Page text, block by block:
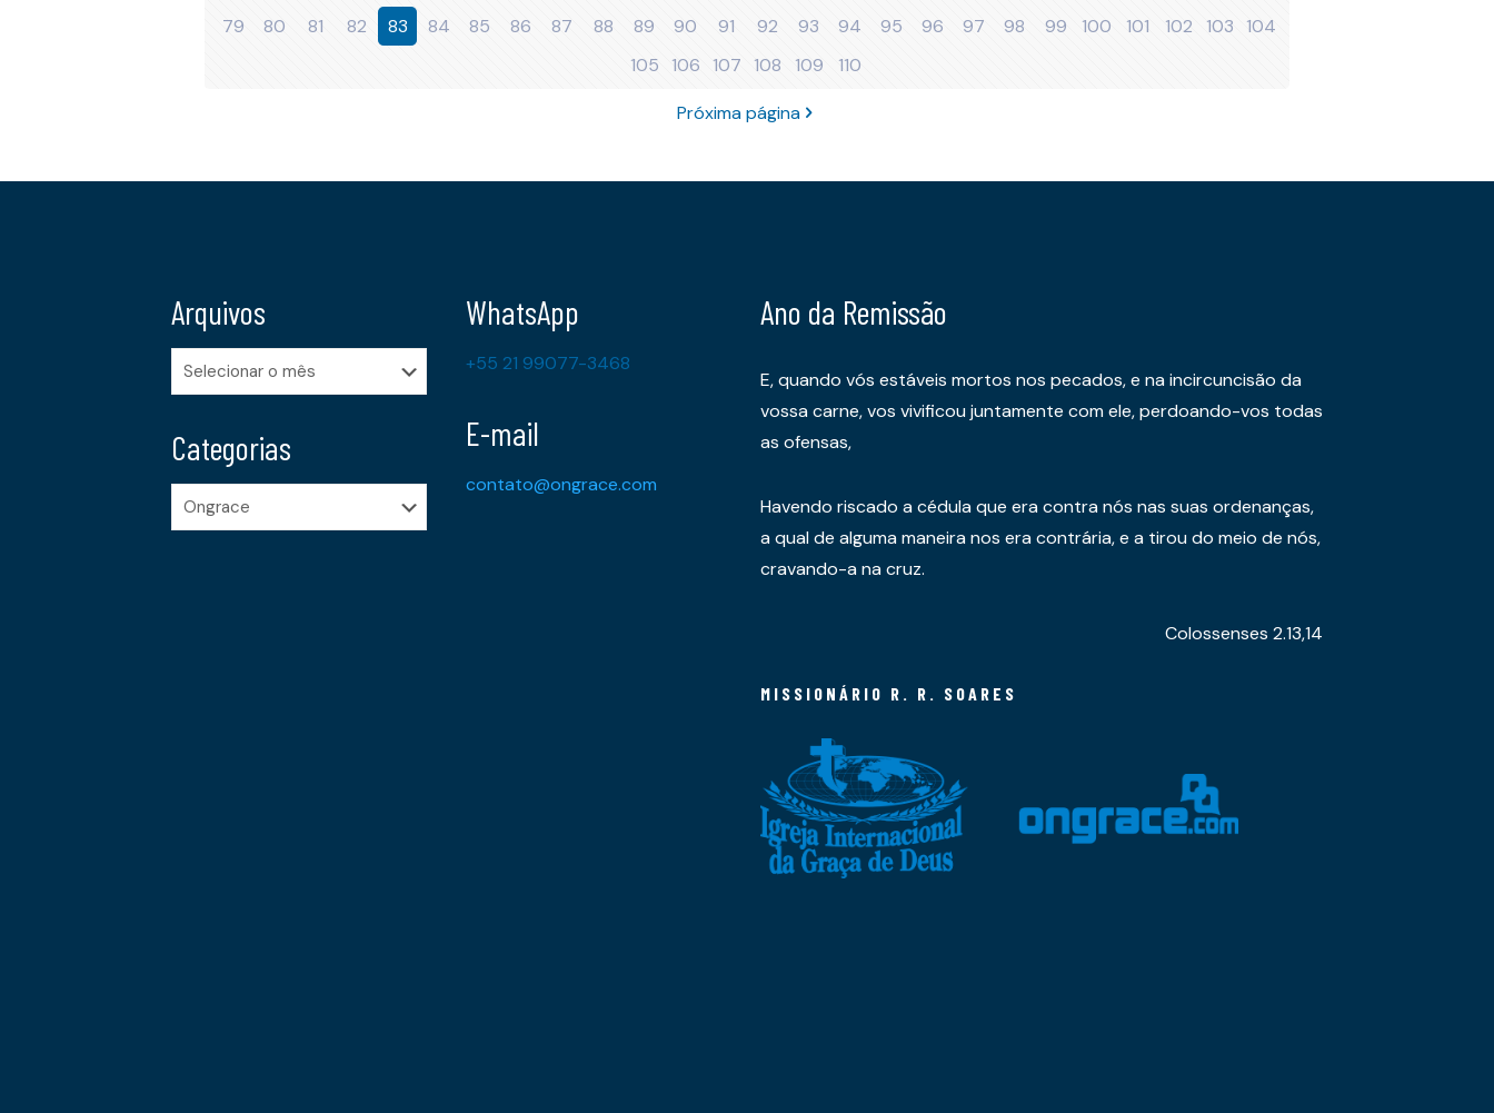
79
80 81 82 83 84 85 86 87 88 89 90 91 92 93 94 95 96 97 98 99 100 101 102 103
104
105
106 107 108 109 110
Próxima página
Arquivos
Arquivos
Categorias
Categorias
WhatsApp
+55 21 99077-3468
E-mail
contato@ongrace.com
Ano da Remissão
E, quando vós estáveis mortos nos pecados, e na incircuncisão da
vossa carne, vos vivificou juntamente com ele, perdoando-vos todas
as ofensas,
Havendo riscado a cédula que era contra nós nas suas ordenanças,
a qual de alguma maneira nos era contrária, e a tirou do meio de nós,
cravando-a na cruz.
Colossenses 2.13,14
MISSIONÁRIO R. R. SOARES